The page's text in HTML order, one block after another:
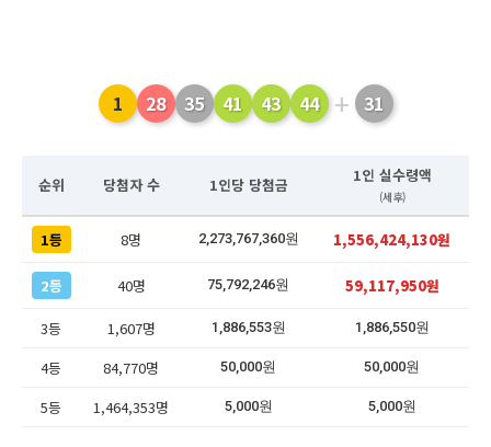
1 28 35 41 43 44 + 31
순위 당첨자 수 1인당 당첨금 1인 실수령액
(세후)
1등 8명 2,273,767,360원 1,556,424,130원
2등 40명 75,792,246원 59,117,950원
3등 1,607명 1,886,553원 1,886,550원
4등 84,770명 50,000원 50,000원
5등 1,464,353명 5,000원 5,000원